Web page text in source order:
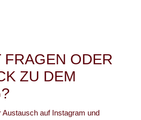
FRAGEN ODER
ZU DEM
Austausch auf Instagram und